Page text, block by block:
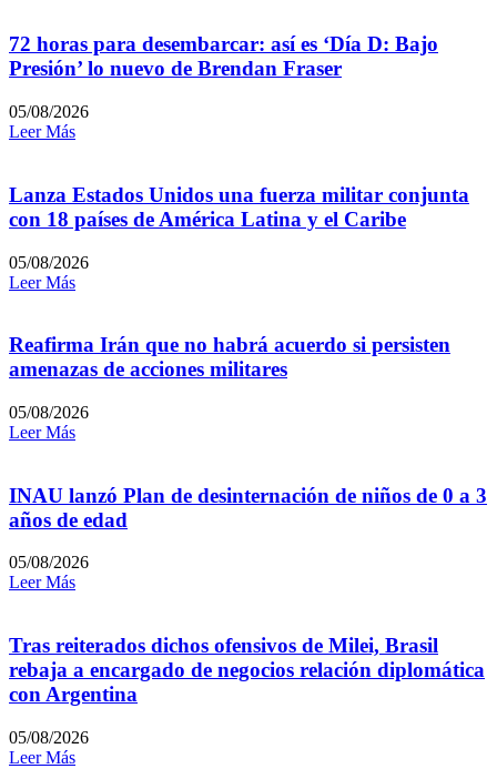
72 horas para desembarcar: así es ‘Día D: Bajo
Presión’ lo nuevo de Brendan Fraser
05/08/2026
Leer Más
Lanza Estados Unidos una fuerza militar conjunta
con 18 países de América Latina y el Caribe
05/08/2026
Leer Más
Reafirma Irán que no habrá acuerdo si persisten
amenazas de acciones militares
05/08/2026
Leer Más
INAU lanzó Plan de desinternación de niños de 0 a 3
años de edad
05/08/2026
Leer Más
Tras reiterados dichos ofensivos de Milei, Brasil
rebaja a encargado de negocios relación diplomática
con Argentina
05/08/2026
Leer Más